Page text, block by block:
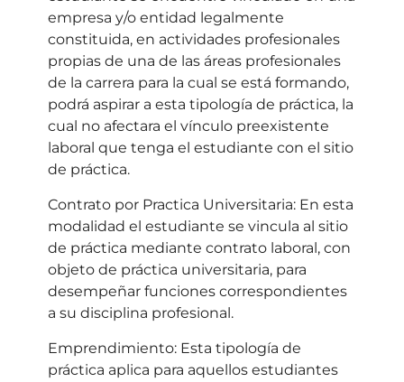
empresa y/o entidad legalmente
constituida, en actividades profesionales
propias de una de las áreas profesionales
de la carrera para la cual se está formando,
podrá aspirar a esta tipología de práctica, la
cual no afectara el vínculo preexistente
laboral que tenga el estudiante con el sitio
de práctica.
Contrato por Practica Universitaria: En esta
modalidad el estudiante se vincula al sitio
de práctica mediante contrato laboral, con
objeto de práctica universitaria, para
desempeñar funciones correspondientes
a su disciplina profesional.
Emprendimiento: Esta tipología de
práctica aplica para aquellos estudiantes